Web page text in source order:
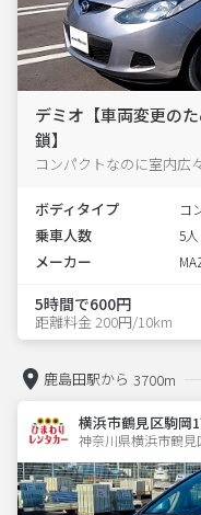
デミオ【車両変更の
鎖】
コンパクトなのに室内広
ボディタイプ コ
乗車人数 5人
メーカー
5時間で600円
距離料金 200円/10km
鹿島田駅から 3700m
横浜市鶴見区駒岡
神奈川県横浜市鶴見